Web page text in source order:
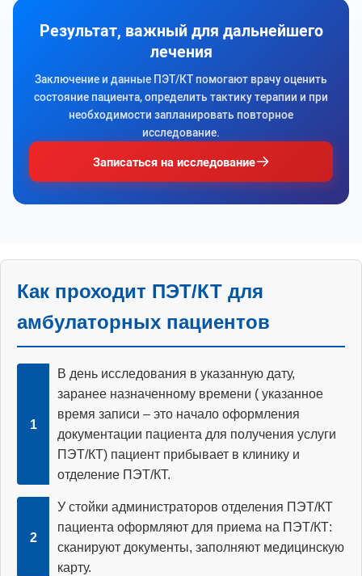
Результат, важный для дальнейшего
лечения
Заключение и данные ПЭТ/КТ помогают врачу оценить
состояние пациента, определить тактику терапии и при
необходимости запланировать повторное
исследование.
Записаться на исследование
Как проходит ПЭТ/КТ для
амбулаторных пациентов
В день исследования в указанную дату,
заранее назначенному времени ( указанное
время записи – это начало оформления
документации пациента для получения услуги
ПЭТ/КТ) пациент прибывает в клинику и
отделение ПЭТ/КТ.
У стойки администраторов отделения ПЭТ/КТ
пациента оформляют для приема на ПЭТ/КТ:
сканируют документы, заполняют медицинскую
карту.